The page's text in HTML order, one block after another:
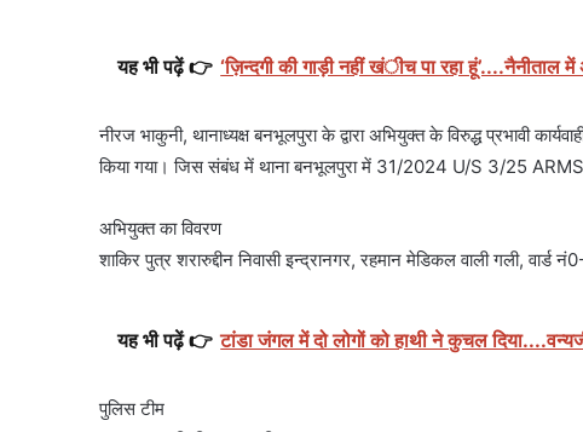
यह भी पढ़ें 👉 ‘ज़िन्दगी की गाड़ी नहीं खंीच पा रहा हूं’....नैनीताल
नीरज भाकुनी, थानाध्यक्ष बनभूलपुरा के द्वारा अभियुक्त के विरुद्ध प्रभावी
किया गया। जिस संबंध में थाना बनभूलपुरा में 31/2024 U/S 3/25 ARMS
अभियुक्त का विवरण
शाकिर पुत्र शरारुद्दीन निवासी इन्द्रानगर, रहमान मेडिकल वाली गली,
यह भी पढ़ें 👉 टांडा जंगल में दो लोगों को हाथी ने कुचल
पुलिस टीम